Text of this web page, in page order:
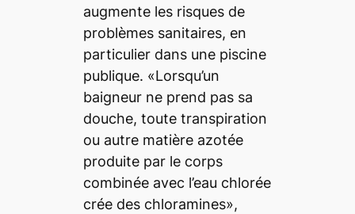
augmente les risques de
problèmes sanitaires, en
particulier dans une piscine
publique. «Lorsqu’un
baigneur ne prend pas sa
douche, toute transpiration
ou autre matière azotée
produite par le corps
combinée avec l’eau chlorée
crée des chloramines»,